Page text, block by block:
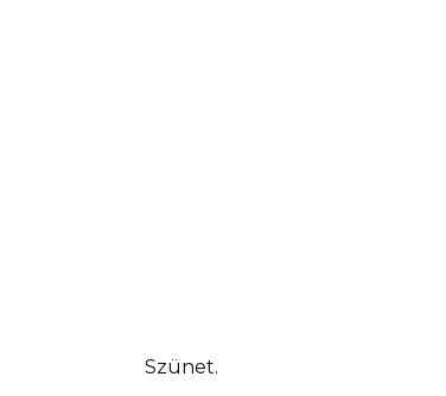
Szünet.